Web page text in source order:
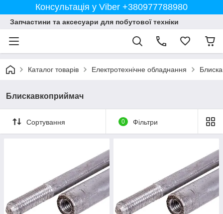
Консультація у Viber +380977788980
Запчастини та аксесуари для побутової техніки
Каталог товарів Електротехнічне обладнання
Блискавкоприймач
Сортування 0 Фільтри